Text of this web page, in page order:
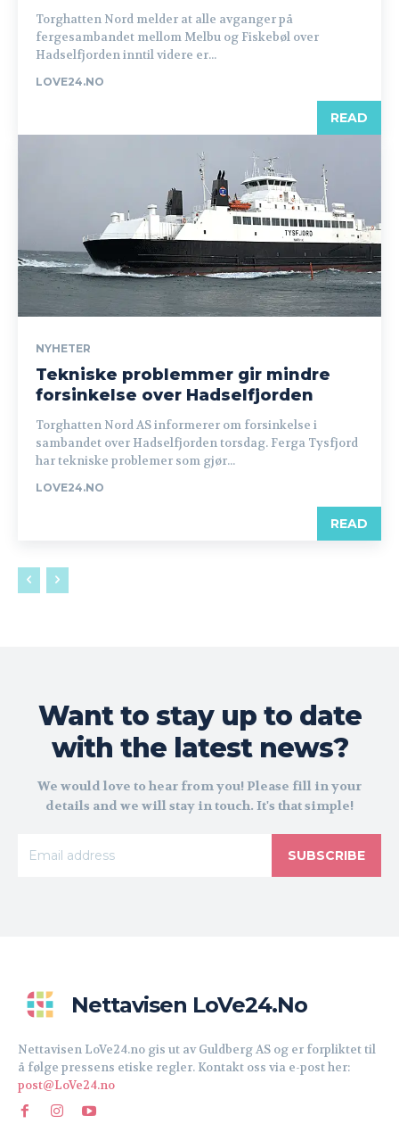
Torghatten Nord melder at alle avganger på
fergesambandet mellom Melbu og Fiskebøl over
Hadselfjorden inntil videre er...
LOVE24.NO
READ
NYHETER
Tekniske problemmer gir mindre
forsinkelse over Hadselfjorden
Torghatten Nord AS informerer om forsinkelse i
sambandet over Hadselfjorden torsdag. Ferga Tysfjord
har tekniske problemer som gjør...
LOVE24.NO
READ
Want to stay up to date
with the latest news?
We would love to hear from you! Please fill in your
details and we will stay in touch. It's that simple!
SUBSCRIBE
Nettavisen LoVe24.no
Nettavisen LoVe24.no gis ut av Guldberg AS og er forpliktet til
å følge pressens etiske regler. Kontakt oss via e-post her:
post@LoVe24.no